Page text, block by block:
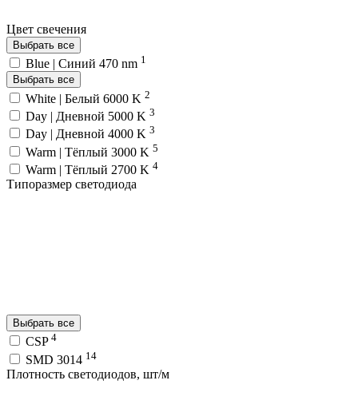
Цвет свечения
Выбрать все
Blue | Синий 470 nm 1
Выбрать все
White | Белый 6000 K 2
Day | Дневной 5000 K 3
Day | Дневной 4000 K 3
Warm | Тёплый 3000 K 5
Warm | Тёплый 2700 K 4
Типоразмер светодиода
Выбрать все
CSP 4
SMD 3014 14
Плотность светодиодов, шт/м